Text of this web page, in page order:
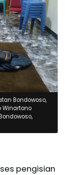
Bondowoso,
Winartono
pengisian